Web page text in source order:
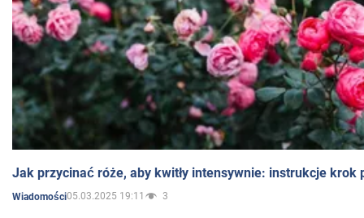
Jak przycinać róże, aby kwitły intensywnie: instrukcje krok
Wiadomości05.03.2025 19:11 3